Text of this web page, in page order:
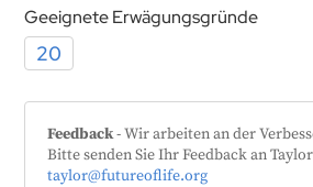
Geeignete Erwägungsgründe
20
Feedback- Wir arbeiten an der
Bitte senden Sie Ihr Feedback an
taylor@futureoflife.org